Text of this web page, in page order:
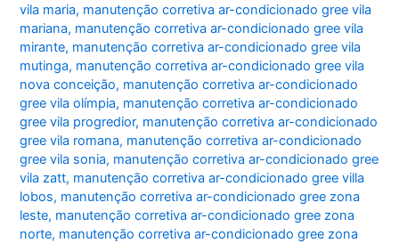
vila maria, manutenção corretiva ar-condicionado gree vila
mariana, manutenção corretiva ar-condicionado gree vila
mirante, manutenção corretiva ar-condicionado gree vila
mutinga, manutenção corretiva ar-condicionado gree vila
nova conceição, manutenção corretiva ar-condicionado
gree vila olímpia, manutenção corretiva ar-condicionado
gree vila progredior, manutenção corretiva ar-condicionado
gree vila romana, manutenção corretiva ar-condicionado
gree vila sonia, manutenção corretiva ar-condicionado gree
vila zatt, manutenção corretiva ar-condicionado gree villa
lobos, manutenção corretiva ar-condicionado gree zona
leste, manutenção corretiva ar-condicionado gree zona
norte, manutenção corretiva ar-condicionado gree zona